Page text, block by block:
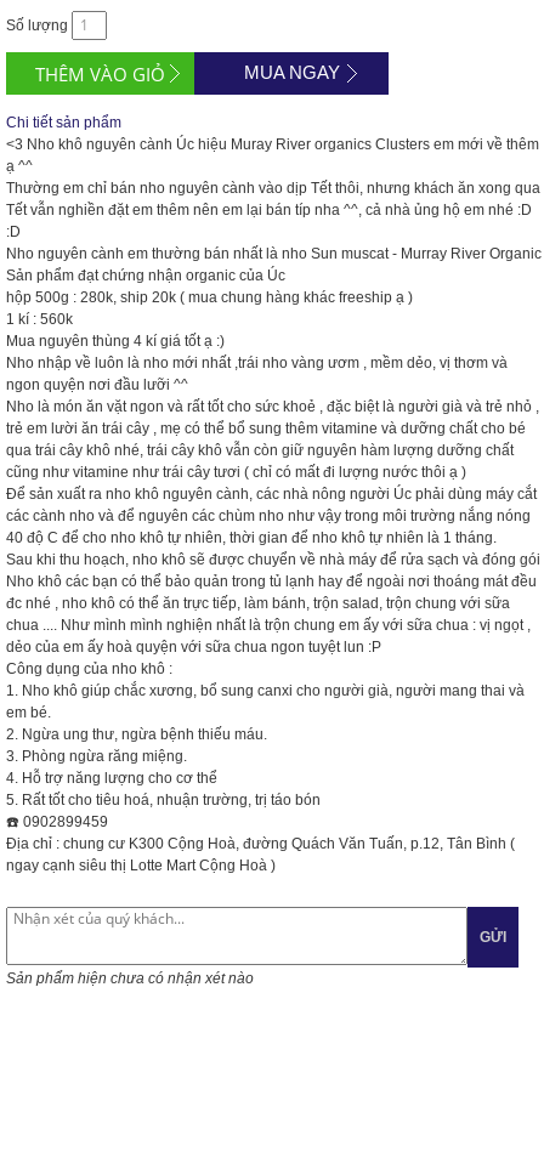
Số lượng
MUA NGAY
Chi tiết sản phẩm
<3 Nho khô nguyên cành Úc hiệu Muray River organics Clusters em mới về thêm
ạ ^^
Thường em chỉ bán nho nguyên cành vào dịp Tết thôi, nhưng khách ăn xong qua
Tết vẫn nghiền đặt em thêm nên em lại bán típ nha ^^, cả nhà ủng hộ em nhé :D
:D
Nho nguyên cành em thường bán nhất là nho Sun muscat - Murray River Organic
Sản phẩm đạt chứng nhận organic của Úc
hộp 500g : 280k, ship 20k ( mua chung hàng khác freeship ạ )
1 kí : 560k
Mua nguyên thùng 4 kí giá tốt ạ :)
Nho nhập về luôn là nho mới nhất ,trái nho vàng ươm , mềm dẻo, vị thơm và
ngon quyện nơi đầu lưỡi ^^
Nho là món ăn vặt ngon và rất tốt cho sức khoẻ , đặc biệt là người già và trẻ nhỏ ,
trẻ em lười ăn trái cây , mẹ có thể bổ sung thêm vitamine và dưỡng chất cho bé
qua trái cây khô nhé, trái cây khô vẫn còn giữ nguyên hàm lượng dưỡng chất
cũng như vitamine như trái cây tươi ( chỉ có mất đi lượng nước thôi ạ )
Để sản xuất ra nho khô nguyên cành, các nhà nông người Úc phải dùng máy cắt
các cành nho và để nguyên các chùm nho như vậy trong môi trường nắng nóng
40 độ C để cho nho khô tự nhiên, thời gian để nho khô tự nhiên là 1 tháng.
Sau khi thu hoạch, nho khô sẽ được chuyển về nhà máy để rửa sạch và đóng gói
Nho khô các bạn có thể bảo quản trong tủ lạnh hay để ngoài nơi thoáng mát đều
đc nhé , nho khô có thể ăn trực tiếp, làm bánh, trộn salad, trộn chung với sữa
chua .... Như mình mình nghiện nhất là trộn chung em ấy với sữa chua : vị ngọt ,
dẻo của em ấy hoà quyện với sữa chua ngon tuyệt lun :P
Công dụng của nho khô :
1. Nho khô giúp chắc xương, bổ sung canxi cho người già, người mang thai và
em bé.
2. Ngừa ung thư, ngừa bệnh thiếu máu.
3. Phòng ngừa răng miệng.
4. Hỗ trợ năng lượng cho cơ thể
5. Rất tốt cho tiêu hoá, nhuận trường, trị táo bón
☎️ 0902899459
Địa chỉ : chung cư K300 Cộng Hoà, đường Quách Văn Tuấn, p.12, Tân Bình (
ngay cạnh siêu thị Lotte Mart Cộng Hoà )
GỬI
Sản phẩm hiện chưa có nhận xét nào